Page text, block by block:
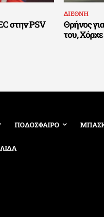
στην PSV
ΔΙΕΘΝΗ
Θρήνος
του, Χόρχε
ΠΟΔΟΣΦΑΙΡΟ